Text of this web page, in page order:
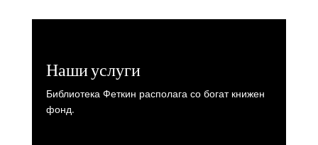
Наши услуги
Библиотека Феткин располага со богат книжен
фонд.